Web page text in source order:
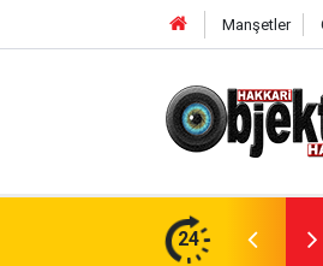
Manşetler
24
TBMM Gündeminde